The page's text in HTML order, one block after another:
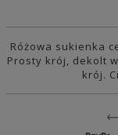
Różowa sukienka
Prosty krój, dekolt
krój.